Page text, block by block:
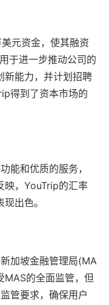
元资金，使其融资
于进一步推动公司的
新能力，并计划招聘
得到了资本市场的
能和优质的服务，
映，YouTrip的汇率
出色。
加坡金融管理局(MA
MAS的全面监管，但
管要求，确保用户